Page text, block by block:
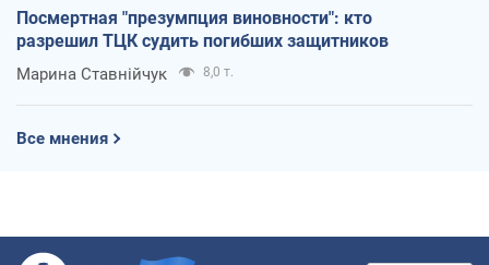
Посмертная "презумпция виновности": кто
разрешил ТЦК судить погибших защитников
Марина Ставнійчук 8,0 т.
Все мнения